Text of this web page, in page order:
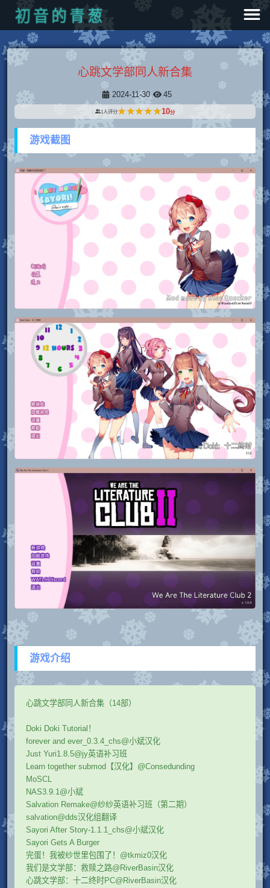
初 音 的 青葱
心跳文学部同人新合集
2024-11-30 45
1 人评分★★★★★
★★★★★10分
游戏截图
游戏介绍
心跳文学部同人新合集（14部）
Doki Doki Tutorial！
forever and ever_0.3.4_chs@小斌汉化
Just Yuri1.8.5@jy英语补习班
Learn together submod【汉化】@Consedunding
MoSCL
NAS3.9.1@小斌
Salvation Remake@纱纱英语补习班（第二期）
salvation@dds汉化组翻译
Sayori After Story-1.1.1_chs@小斌汉化
Sayori Gets A Burger
完蛋！我被纱世里包围了！@tkmiz0汉化
我们是文学部：救赎之路@RiverBasin汉化
心跳文学部：十二终时PC@RiverBasin汉化